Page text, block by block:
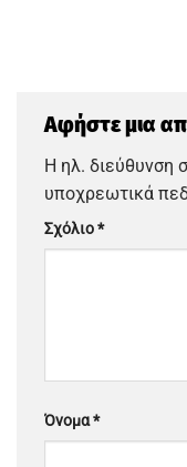
Αφήστε μια
Η ηλ. διεύθυνση
υποχρεωτικά
Σχόλιο*
Όνομα*